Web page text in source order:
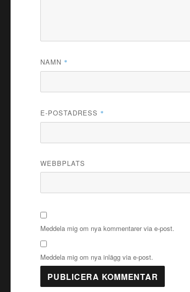
NAMN *
E-POSTADRESS *
WEBBPLATS
Meddela mig om nya kommentarer via e-post.
Meddela mig om nya inlägg via e-post.